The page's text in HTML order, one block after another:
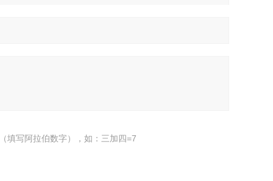
填写阿拉伯数字），如：三加四=7